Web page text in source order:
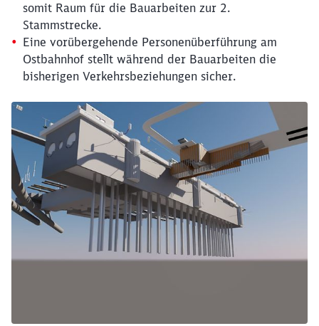
somit Raum für die Bauarbeiten zur 2.
Stammstrecke.
Eine vorübergehende Personenüberführung am
Ostbahnhof stellt während der Bauarbeiten die
bisherigen Verkehrsbeziehungen sicher.